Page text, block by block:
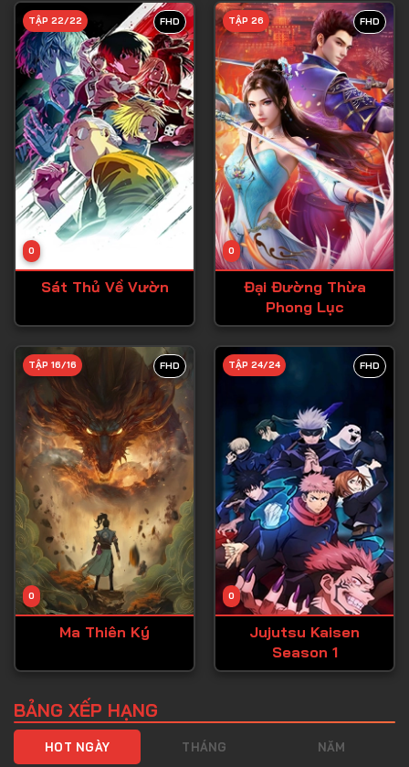
Tập 29
Tập 30
Tập 31
Tập 32
Tập 33
Tập 34
Tập 35
Tập 36
Tập 39
Tập 42
Tập 43
Tập 44
Tập 45
Tập 46
Tập 47
Tập 49
FHD
0
TẬP 22/22
Sát Thủ Về Vườn
FHD
0
TẬP 26
Đại Đường Thừa
Phong Lục
FHD
0
TẬP 16/16
Ma Thiên Ký
FHD
0
TẬP 24/24
Jujutsu Kaisen
Season 1
BẢNG XẾP HẠNG
HOT NGÀY THÁNG NĂM